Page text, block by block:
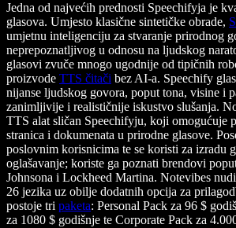
Jedna od najvećih prednosti Speechifyja je
glasova. Umjesto klasične sintetičke obrade,
umjetnu inteligenciju za stvaranje prirodnog
neprepoznatljivog u odnosu na ljudskog
glasovi zvuče mnogo ugodnije od tipičnih
proizvode TTS čitači bez AI-a. Speechify
nijanse ljudskog govora, poput tona, visine i
zanimljivije i realističnije iskustvo slušanja.
TTS alat sličan Speechifyju, koji omogućuje
stranica i dokumenata u prirodne glasove.
poslovnim korisnicima te se koristi za izradu
oglašavanje; koriste ga poznati brendovi
Johnsona i Lockheed Martina. Notevibes
26 jezika uz obilje dodatnih opcija za
postoje tri paketa: Personal Pack za 96 $
za 1080 $ godišnje te Corporate Pack za